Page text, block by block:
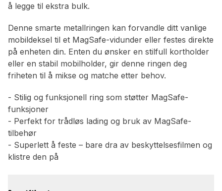
å legge til ekstra bulk.
Denne smarte metallringen kan forvandle ditt vanlige
mobildeksel til et MagSafe-vidunder eller festes direkte
på enheten din. Enten du ønsker en stilfull kortholder
eller en stabil mobilholder, gir denne ringen deg
friheten til å mikse og matche etter behov.
- Stilig og funksjonell ring som støtter MagSafe-
funksjoner
- Perfekt for trådløs lading og bruk av MagSafe-
tilbehør
- Superlett å feste – bare dra av beskyttelsesfilmen og
klistre den på